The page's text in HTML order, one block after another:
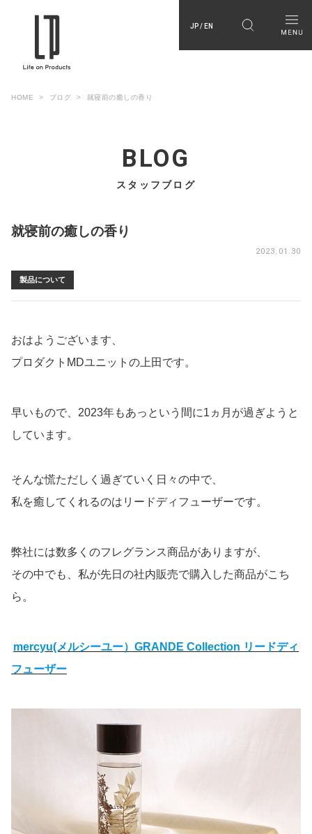
JP / EN
HOME ブログ 就寝前の癒しの香り
BLOG
スタッフブログ
就寝前の癒しの香り
2023.01.30
製品について
おはようございます、
プロダクトMDユニットの上田です。
早いもので、2023年もあっという間に1ヵ月が過ぎようと
しています。
そんな慌ただしく過ぎていく日々の中で、
私を癒してくれるのはリードディフューザーです。
弊社には数多くのフレグランス商品がありますが、
その中でも、私が先日の社内販売で購入した商品がこち
ら。
mercyu(メルシーユー）GRANDE Collection リードディ
フューザー